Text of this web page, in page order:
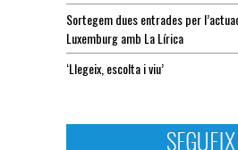
Sortegem dues entrades per
Luxemburg amb La Lírica
‘Llegeix, escolta i viu’